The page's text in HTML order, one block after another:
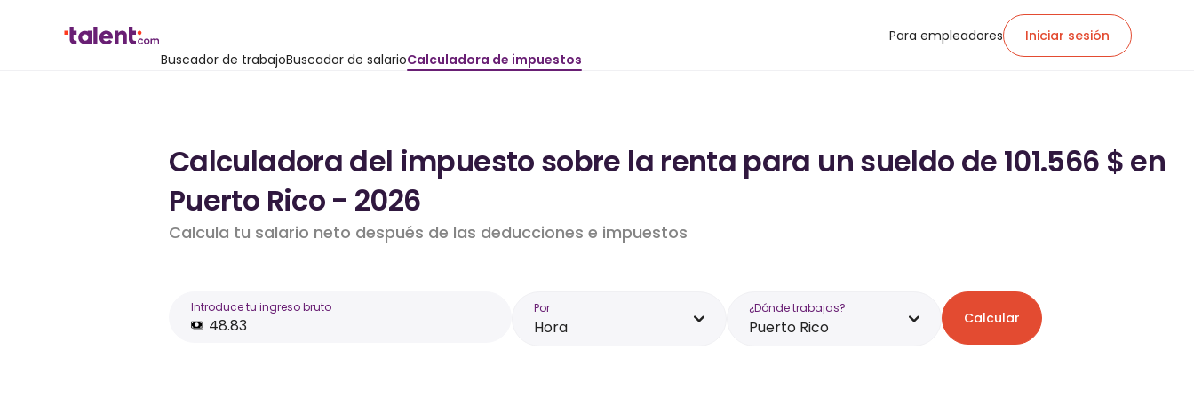
Buscador de trabajoBuscador de salarioCalculadora de impuestos
Para empleadores Iniciar sesión
Calculadora del impuesto sobre la renta para un sueldo de 101.566 $ en
Puerto Rico - 2026
Calcula tu salario neto después de las deducciones e impuestos
Introduce tu ingreso bruto Por
Hora
¿Dónde trabajas?
Puerto Rico Calcular